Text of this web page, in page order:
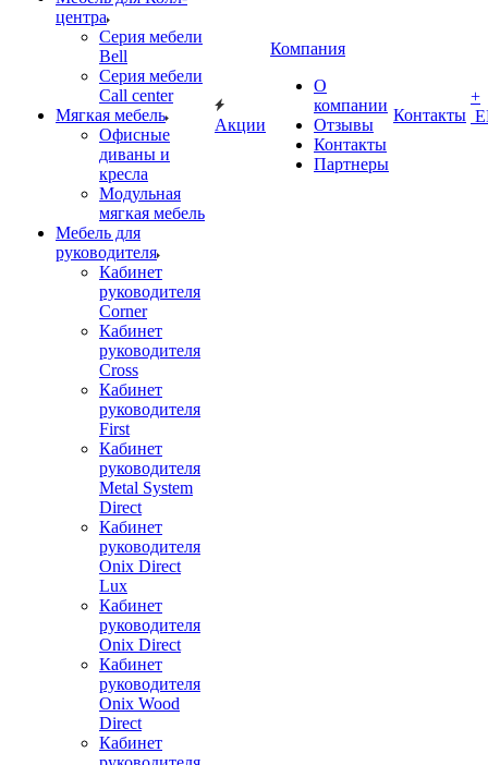
центра
Серия мебели
Bell
Серия мебели
Call center
Мягкая мебель
Офисные
диваны и
кресла
Модульная
мягкая мебель
Мебель для
руководителя
Кабинет
руководителя
Corner
Кабинет
руководителя
Cross
Кабинет
руководителя
First
Кабинет
руководителя
Metal System
Direct
Кабинет
руководителя
Onix Direct
Lux
Кабинет
руководителя
Onix Direct
Кабинет
руководителя
Onix Wood
Direct
Кабинет
Акции
Компания
О
компании
Отзывы
Контакты
Партнеры
Контакты
+